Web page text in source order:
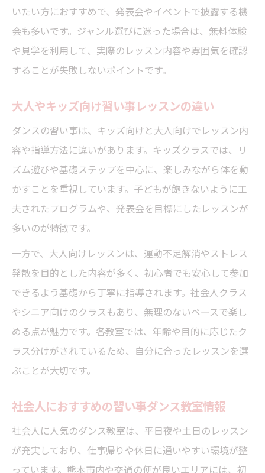
いたい方におすすめで、発表会やイベントで披露する機
会も多いです。ジャンル選びに迷った場合は、無料体験
や見学を利用して、実際のレッスン内容や雰囲気を確認
することが失敗しないポイントです。
大人やキッズ向け習い事レッスンの違い
ダンスの習い事は、キッズ向けと大人向けでレッスン内
容や指導方法に違いがあります。キッズクラスでは、リ
ズム遊びや基礎ステップを中心に、楽しみながら体を動
かすことを重視しています。子どもが飽きないように工
夫されたプログラムや、発表会を目標にしたレッスンが
多いのが特徴です。
一方で、大人向けレッスンは、運動不足解消やストレス
発散を目的とした内容が多く、初心者でも安心して参加
できるよう基礎から丁寧に指導されます。社会人クラス
やシニア向けのクラスもあり、無理のないペースで楽し
める点が魅力です。各教室では、年齢や目的に応じたク
ラス分けがされているため、自分に合ったレッスンを選
ぶことが大切です。
社会人におすすめの習い事ダンス教室情報
社会人に人気のダンス教室は、平日夜や土日のレッスン
が充実しており、仕事帰りや休日に通いやすい環境が整
っています。熊本市内や交通の便が良いエリアには、初